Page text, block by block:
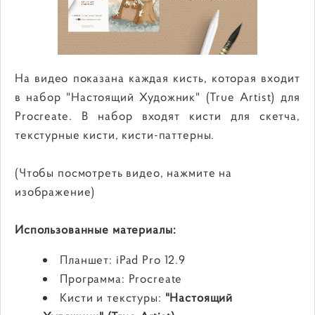
На видео показана каждая кисть, которая входит
в набор "Настоящий Художник" (True Artist) для
Procreate. В набор входят кисти для скетча,
текстурные кисти, кисти-паттерны.
(Чтобы посмотреть видео, нажмите на
изображение)
Использованные материалы:
Планшет: iPad Pro 12.9
Программа: Procreate
Кисти и текстуры: "Настоящий